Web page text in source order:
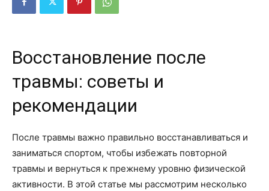
Восстановление после
травмы: советы и
рекомендации
После травмы важно правильно восстанавливаться и
заниматься спортом, чтобы избежать повторной
травмы и вернуться к прежнему уровню физической
активности. В этой статье мы рассмотрим несколько